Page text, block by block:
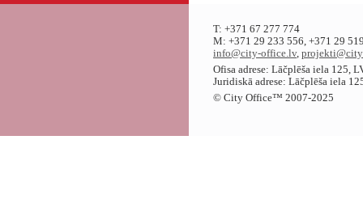
T: +371 67 277 774
M: +371 29 233 556, +371 29
info@city-office.lv,
Ofisa adrese: Lāčplēša iela 125,
Juridiskā adrese: Lāčplēša iela
© City Office™ 2007-2025